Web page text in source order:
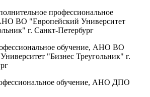
профессиональное
ВО "Европейский Университет
г. Санкт-Петербург
обучение, АНО ВО
"Бизнес Треугольник" г.
обучение, АНО ДПО